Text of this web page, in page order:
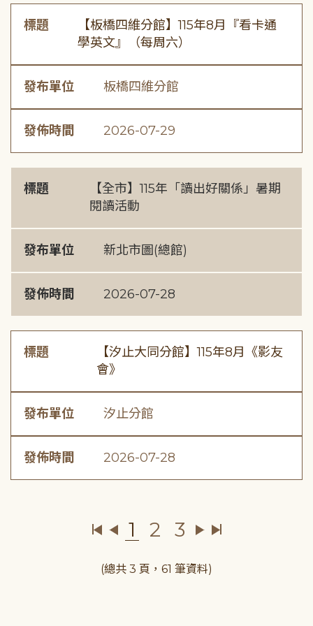
標題
【板橋四維分館】115年8月『看卡通
學英文』（每周六）
發布單位 板橋四維分館
發佈時間 2026-07-29
標題
【全市】115年「讀出好關係」暑期
閱讀活動
發布單位 新北市圖(總館)
發佈時間 2026-07-28
標題
【汐止大同分館】115年8月《影友
會》
發布單位 汐止分館
發佈時間 2026-07-28
1 2 3
(總共 3 頁，61 筆資料)